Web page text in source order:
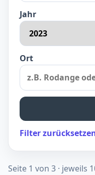
Jahr
Ort
Filter
Seite 1 von 3 · jeweils